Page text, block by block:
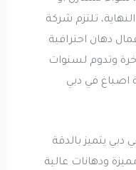
تلتزم شركة
احترافية
لسنوات
في دبي
بالدقة
ودهانات عالية